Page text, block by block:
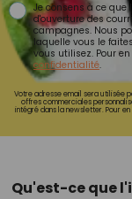
Je consens à ce
d'ouverture des
campagnes. Nous
laquelle vous le
vous utilisez. Pour
confidentialité.
Votre adresse email sera utilisée
offres commerciales
intégré dans la newsletter. Pour
Qu'est-ce que